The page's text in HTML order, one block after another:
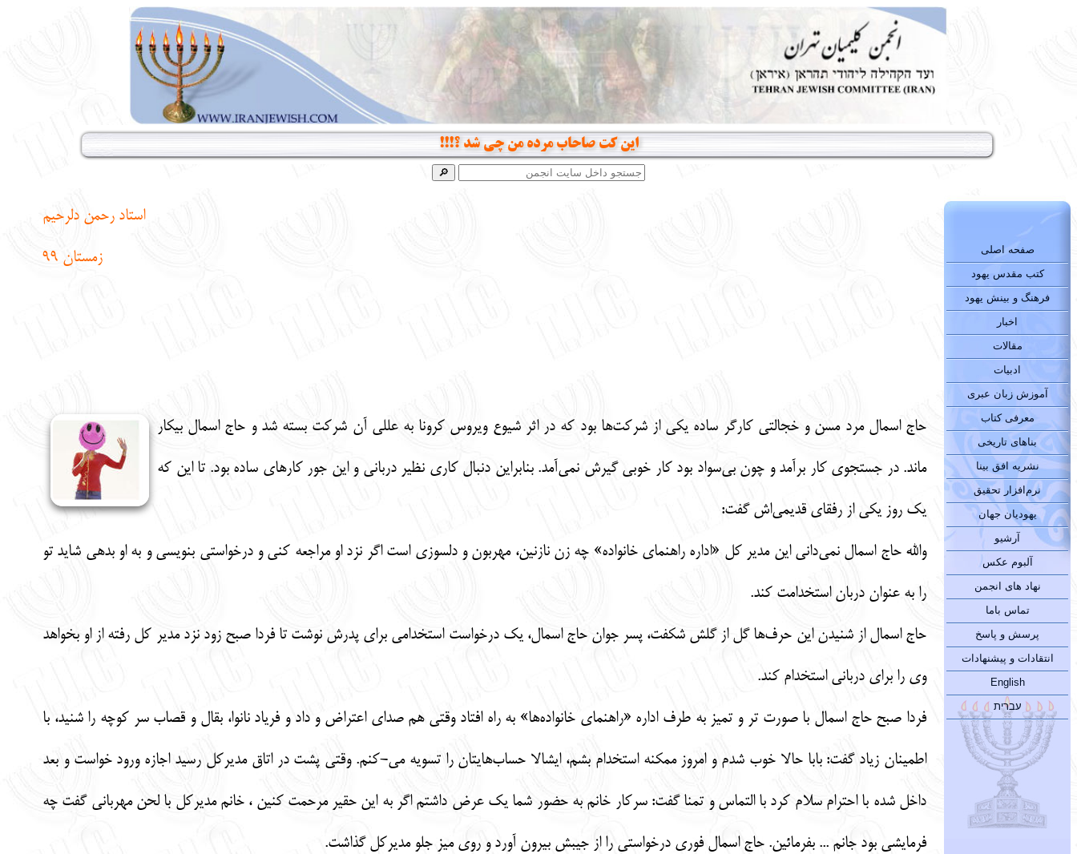
این کت صاحاب مرده من چی شد ؟!!!
صفحه اصلی
کتب مقدس یهود
فرهنگ و بینش یهود
اخبار
مقالات
ادبیات
آموزش زبان عبری
معرفی کتاب
بناهای تاریخی
نشریه افق بینا
نرم‌افزار تحقیق
یهودیان جهان
آرشیو
آلبوم عکس
نهاد های انجمن
تماس باما
پرسش و پاسخ
انتقادات و پیشنهادات
English
עברית
استاد رحمن دلرحیم
زمستان 99
حاج اسمال مرد مسن و خجالتی کارگر ساده یکی از شرکت‌ها بود که در اثر شیوع ویروس کرونا به عللی آن شرکت بسته شد و حاج اسمال بیکار
ماند. در جستجوی کار برآمد و چون بی‌سواد بود کار خوبی گیرش نمی‌آمد. بنابراین دنبال کاری نظیر دربانی و این جور کارهای ساده بود. تا این که
یک روز یکی از رفقای قدیمی‌اش گفت:
والله حاج اسمال نمی‌دانی این مدیر کل «اداره راهنمای خانواده» چه زن نازنین، مهربون و دلسوزی است اگر نزد او مراجعه کنی و درخواستی بنویسی و به او بدهی شاید تو
را به عنوان دربان استخدامت کند.
حاج اسمال از شنیدن این حرف‌ها گل از گلش شکفت، پسر جوان حاج اسمال، یک درخواست استخدامی برای پدرش نوشت تا فردا صبح زود نزد مدیر کل رفته از او بخواهد
وی را برای دربانی استخدام کند.
فردا صبح حاج اسمال با صورت تر و تمیز به طرف اداره «راهنمای خانواده‌ها» به راه افتاد وقتی هم صدای اعتراض و داد و فریاد نانوا، بقال و قصاب سر کوچه را شنید، با
اطمینان زیاد گفت: بابا حالا خوب شدم و امروز ممکنه استخدام بشم، ایشالا حساب‌هایتان را تسویه می-کنم. وقتی پشت در اتاق مدیرکل رسید اجازه ورود خواست و بعد
داخل شده با احترام سلام کرد با التماس و تمنا گفت: سرکار خانم به حضور شما یک عرض داشتم اگر به این حقیر مرحمت کنین ، خانم مدیرکل با لحن مهربانی گفت چه
فرمایشی بود جانم ... بفرمائین. حاج اسمال فوری درخواستی را از جیبش بیرون آورد و روی میز جلو مدیرکل گذاشت.